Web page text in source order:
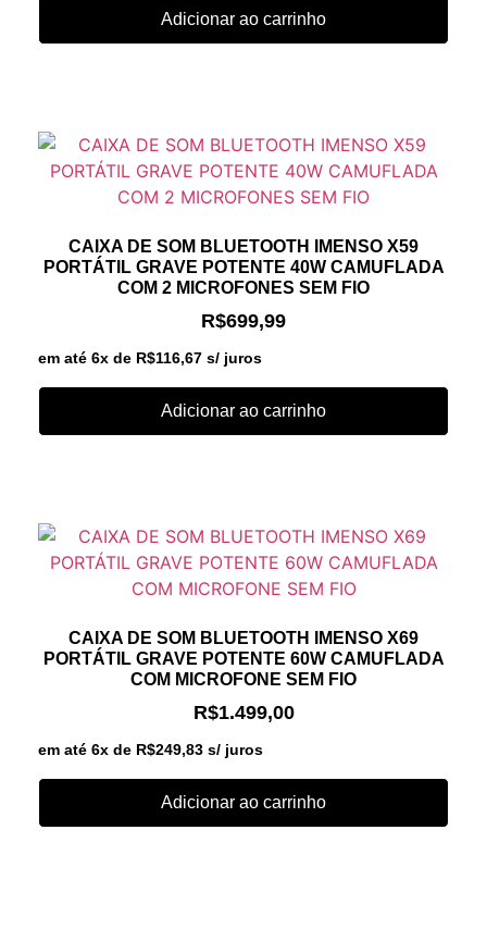
Adicionar ao carrinho
CAIXA DE SOM BLUETOOTH IMENSO X59
PORTÁTIL GRAVE POTENTE 40W CAMUFLADA
COM 2 MICROFONES SEM FIO
R$699,99
em até 6x de R$116,67 s/ juros
Adicionar ao carrinho
CAIXA DE SOM BLUETOOTH IMENSO X69
PORTÁTIL GRAVE POTENTE 60W CAMUFLADA
COM MICROFONE SEM FIO
R$1.499,00
em até 6x de R$249,83 s/ juros
Adicionar ao carrinho